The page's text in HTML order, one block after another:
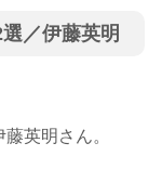
／伊藤英明
英明さん。